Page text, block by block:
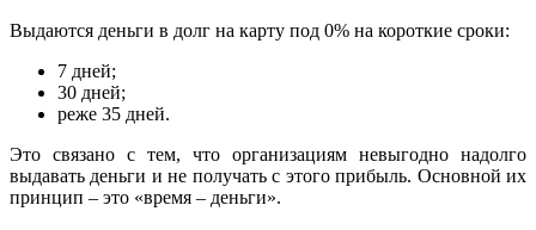
Выдаются деньги в долг на карту под 0% на короткие сроки:
7 дней;
30 дней;
реже 35 дней.
Это связано с тем, что организациям невыгодно надолго
выдавать деньги и не получать с этого прибыль. Основной их
принцип – это «время – деньги».